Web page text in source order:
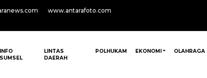
www.antarafoto.com
INFO
SUMSEL
LINTAS
DAERAH
POLHUKAM EKONOMI OLAHRAGA